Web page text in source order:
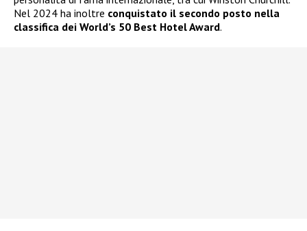
Nel 2024 ha inoltre conquistato il secondo posto nella
classifica dei World’s 50 Best Hotel Award.